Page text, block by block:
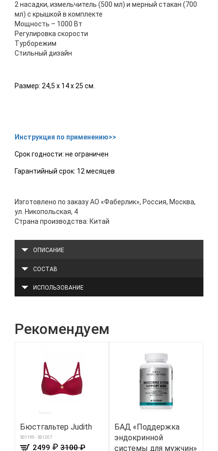
2 насадки, измельчитель (500 мл) и мерный стакан (700
мл) с крышкой в комплекте
Мощность – 1000 Вт
Регулировка скорости
Турборежим
Стильный дизайн
Размер: 24,5 x 14 x 25 см.
Инструкция по применению>>
Срок годности: не ограничен
Гарантийный срок: 12 месяцев
Изготовлено по заказу АО «Фаберлик», Россия, Москва,
ул. Никопольская, 4
Страна производства: Китай
ОПИСАНИЕ
СОСТАВ
ИСПОЛЬЗОВАНИЕ
Рекомендуем
Бюстгальтер Judith
501199 - 501207
2499 ₽ 3100 ₽
БАД «Поддержка
эндокринной
системы для мужчин»